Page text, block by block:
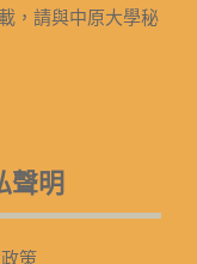
，請與中原大學秘
聲明
策